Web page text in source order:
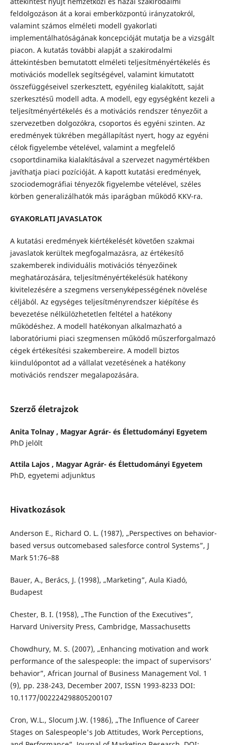
feldolgozáson át a korai emberközpontú irányzatokról,
valamint számos elméleti modell gyakorlati
implementálhatóságának koncepcióját mutatja be a vizsgált
piacon. A kutatás további alapját a szakirodalmi
áttekintésben bemutatott elméleti teljesítményértékelés és
motivációs modellek segítségével, valamint kimutatott
összefüggéseivel szerkesztett, egyénileg kialakított, saját
szerkesztésű modell adta. A modell, egy egységként kezeli a
teljesítményértékelés és a motivációs rendszer tényezőit a
szervezetben dolgozókra, csoportos és egyéni szinten. Az
eredmények tükrében megállapítást nyert, hogy az egyéni
célok figyelembe vételével, valamint a megfelelő
csoportdinamika kialakításával a szervezet nagymértékben
javíthatja piaci pozícióját. A kapott kutatási eredmények,
szociodemográfiai tényezők figyelembe vételével, széles
körben generalizálhatók más iparágban működő KKV-ra.
GYAKORLATI JAVASLATOK
A kutatási eredmények kiértékelését követően szakmai
javaslatok kerültek megfogalmazásra, az értékesítő
szakemberek individuális motivációs tényezőinek
meghatározására, teljesítményértékelésük hatékony
kivitelezésére a szegmens versenyképességének növelése
céljából. Az egységes teljesítményrendszer kiépítése és
bevezetése nélkülözhetetlen feltétel a hatékony
működéshez. A modell hatékonyan alkalmazható a
laboratóriumi piaci szegmensen működő műszerforgalmazó
cégek értékesítési szakembereire. A modell biztos
kiindulópontot ad a vállalat vezetésének a hatékony
motivációs rendszer megalapozására.
Szerző életrajzok
Anita Tolnay , Magyar Agrár- és Élettudományi Egyetem
PhD jelölt
Attila Lajos , Magyar Agrár- és Élettudományi Egyetem
PhD, egyetemi adjunktus
Hivatkozások
Anderson E., Richard O. L. (1987), „Perspectives on behavior-
based versus outcomebased salesforce control Systems”, J
Mark 51:76–88
Bauer, A., Berács, J. (1998), „Marketing”, Aula Kiadó,
Budapest
Chester, B. I. (1958), „The Function of the Executives”,
Harvard University Press, Cambridge, Massachusetts
Chowdhury, M. S. (2007), „Enhancing motivation and work
performance of the salespeople: the impact of supervisors’
behavior”, African Journal of Business Management Vol. 1
(9), pp. 238-243, December 2007, ISSN 1993-8233 DOI:
10.1177/002224298805200107
Cron, W.L., Slocum J.W. (1986), „The Influence of Career
Stages on Salespeople's Job Attitudes, Work Perceptions,